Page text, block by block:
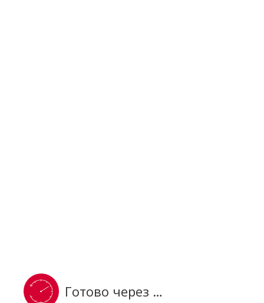
Готово через …